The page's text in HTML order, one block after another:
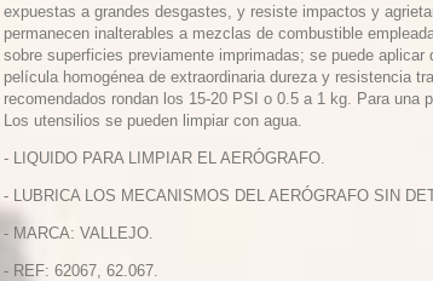
expuestas a grandes desgastes, y resiste impactos y
permanecen inalterables a mezclas de combustible
sobre superficies previamente imprimadas; se puede
película homogénea de extraordinaria dureza y resistencia
recomendados rondan los 15-20 PSI o 0.5 a 1 kg. Para
Los utensilios se pueden limpiar con agua.
- LIQUIDO PARA LIMPIAR EL AERÓGRAFO.
- LUBRICA LOS MECANISMOS DEL AERÓGRAFO SIN
- MARCA: VALLEJO.
- REF: 62067, 62.067.